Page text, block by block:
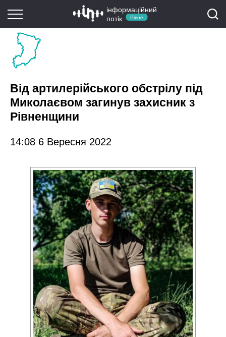
інформаційний
потік
Рівне
Від артилерійського обстрілу під
Миколаєвом загинув захисник з
Рівненщини
14:08 6 Вересня 2022